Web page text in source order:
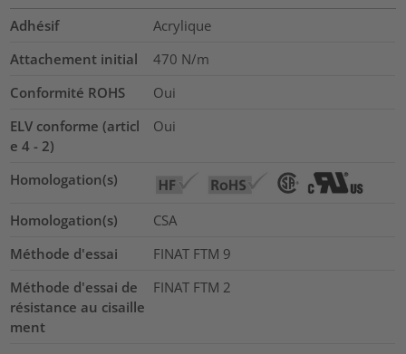
Adhésif
Acrylique
Attachement initial
470 N/m
Conformité ROHS
Oui
ELV conforme (articl
e 4 - 2)
Oui
Homologation(s)
Homologation(s)
CSA
Méthode d'essai
FINAT FTM 9
Méthode d'essai de
résistance au cisaille
ment
FINAT FTM 2